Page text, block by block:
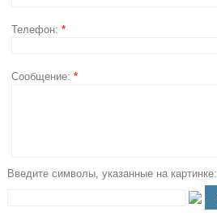
Телефон: *
Сообщение: *
Введите символы, указанные на картинке: